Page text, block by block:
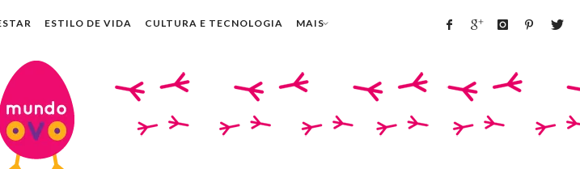
ESTILO DE VIDA CULTURA E TECNOLOGIA MAIS